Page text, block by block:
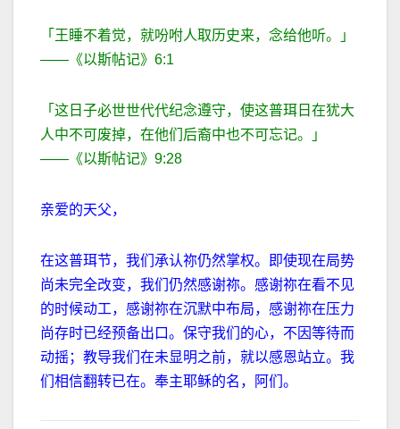
「王睡不着觉，就吩咐人取历史来，念给他听。」
—— 《以斯帖记》 6:1
「这日子必世世代代纪念遵守，使这普珥日在犹大
人中不可废掉，在他们后裔中也不可忘记。」
—— 《以斯帖记》 9:28
亲爱的天父，
在这普珥节，我们承认祢仍然掌权。即使现在局势
尚未完全改变，我们仍然感谢祢。感谢祢在看不见
的时候动工，感谢祢在沉默中布局，感谢祢在压力
尚存时已经预备出口。保守我们的心，不因等待而
动摇；教导我们在未显明之前，就以感恩站立。我
们相信翻转已在。奉主耶稣的名，阿们。